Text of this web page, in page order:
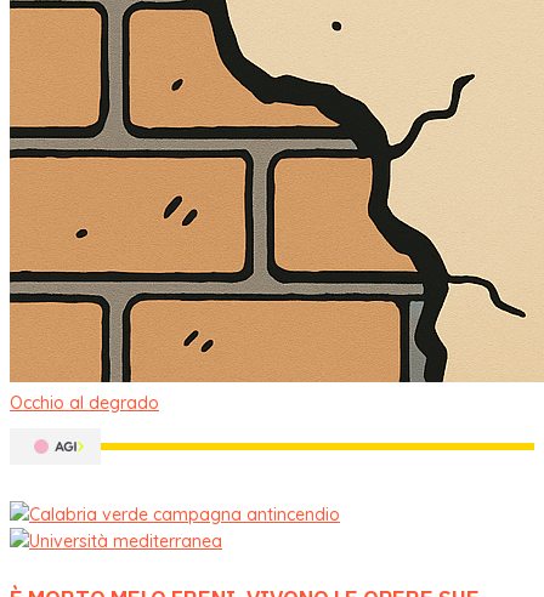
Occhio al degrado